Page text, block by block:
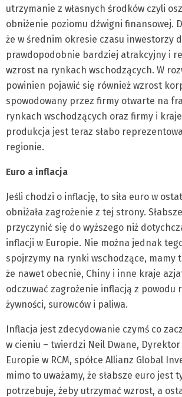
utrzymanie z własnych środków czyli
obniżenie poziomu dźwigni finansowej.
że w średnim okresie czasu inwestorzy
prawdopodobnie bardziej atrakcyjny i
wzrost na rynkach wschodzących. W
powinien pojawić się również wzrost
spowodowany przez firmy otwarte na
rynkach wschodzących oraz firmy i
produkcja jest teraz słabo
regionie.
Euro a inflacja
Jeśli chodzi o inflację, to siła euro w
obniżała zagrożenie z tej strony.
przyczynić się do wyższego niż
inflacji w Europie. Nie można jednak
spojrzymy na rynki wschodzące, mamy
że nawet obecnie, Chiny i inne kraje
odczuwać zagrożenie inflacją z powodu
żywności, surowców i paliwa.
Inflacja jest zdecydowanie czymś co
w cieniu – twierdzi Neil Dwane,
Europie w RCM, spółce Allianz Global
mimo to uważamy, że słabsze euro jest
potrzebuje, żeby utrzymać wzrost, a